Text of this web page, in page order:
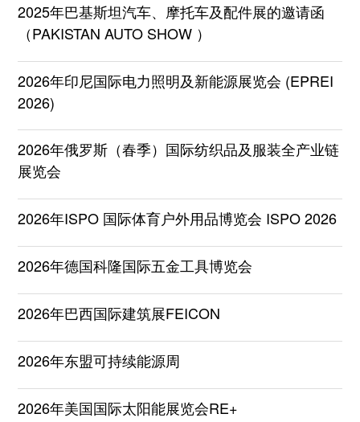
2025年巴基斯坦汽车、摩托车及配件展的邀请函
（PAKISTAN AUTO SHOW ）
2026年印尼国际电力照明及新能源展览会 (EPREI
2026)
2026年俄罗斯（春季）国际纺织品及服装全产业链
展览会
2026年ISPO 国际体育户外用品博览会 ISPO 2026
2026年德国科隆国际五金工具博览会
2026年巴西国际建筑展FEICON
2026年东盟可持续能源周
2026年美国国际太阳能展览会RE+